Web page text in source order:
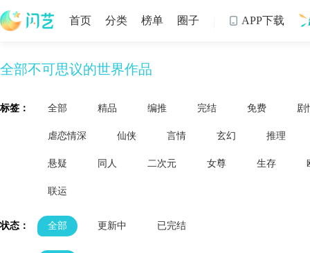
首页 分类 榜单 圈子  APP下载
全部不可思议的世界作品
标签： 全部 精品 编推 完结 免费 剧
虐恋情深 仙侠 言情 玄幻 推理
悬疑 同人 二次元 女尊 生存
联运
状态： 全部 更新中 已完结